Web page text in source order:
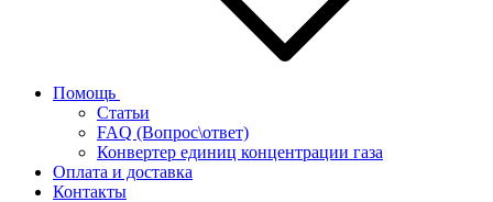
Помощь
Статьи
FAQ (Вопрос\ответ)
Конвертер единиц концентрации газа
Оплата и доставка
Контакты